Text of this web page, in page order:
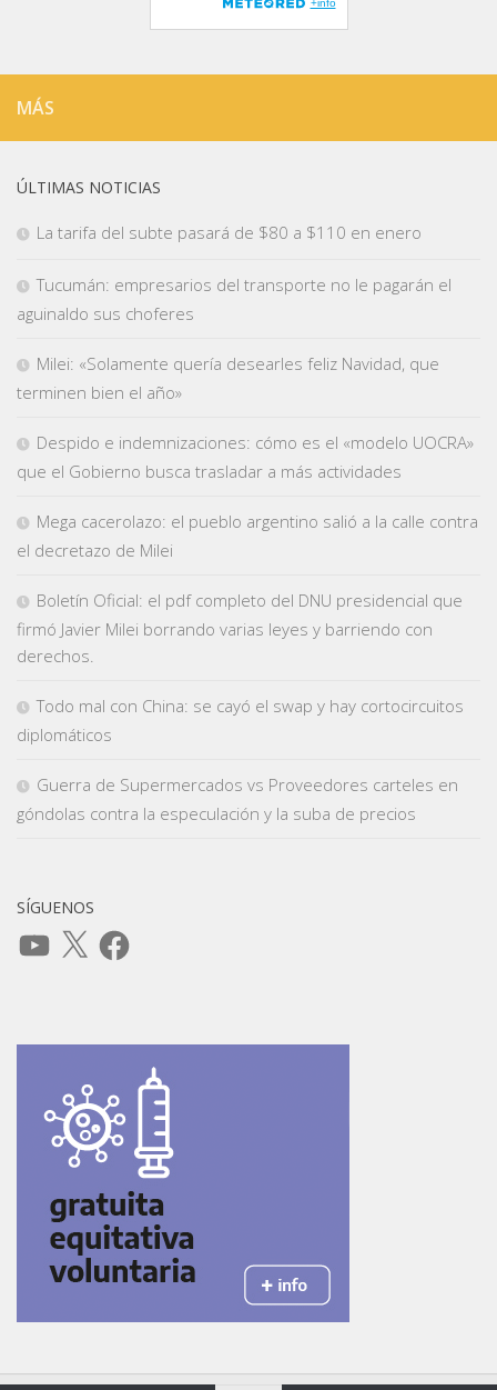
MÁS
ÚLTIMAS NOTICIAS
La tarifa del subte pasará de $80 a $110 en enero
Tucumán: empresarios del transporte no le pagarán el
aguinaldo sus choferes
Milei: «Solamente quería desearles feliz Navidad, que
terminen bien el año»
Despido e indemnizaciones: cómo es el «modelo UOCRA»
que el Gobierno busca trasladar a más actividades
Mega cacerolazo: el pueblo argentino salió a la calle contra
el decretazo de Milei
Boletín Oficial: el pdf completo del DNU presidencial que
firmó Javier Milei borrando varias leyes y barriendo con
derechos.
Todo mal con China: se cayó el swap y hay cortocircuitos
diplomáticos
Guerra de Supermercados vs Proveedores carteles en
góndolas contra la especulación y la suba de precios
SÍGUENOS
YouTube
X Facebook